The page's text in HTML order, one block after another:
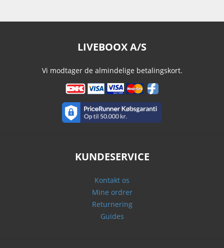
LIVEBOOX A/S
Vi modtager de almindelige betalingskort.
KUNDESERVICE
Kontakt os
Mine ordrer
Returnering
Guides